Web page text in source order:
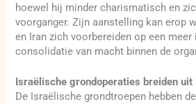
hoewel hij minder charismatisch en
voorganger. Zijn aanstelling kan erop
en Iran zich voorbereiden op een
consolidatie van macht binnen de
Israëlische grondoperaties breiden uit
De Israëlische grondtroepen hebben